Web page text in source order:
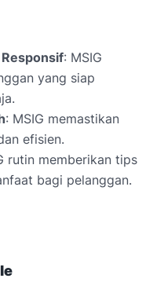
: MSIG
yang siap
: MSIG memastikan
efisien.
rutin memberikan tips
bagi pelanggan.